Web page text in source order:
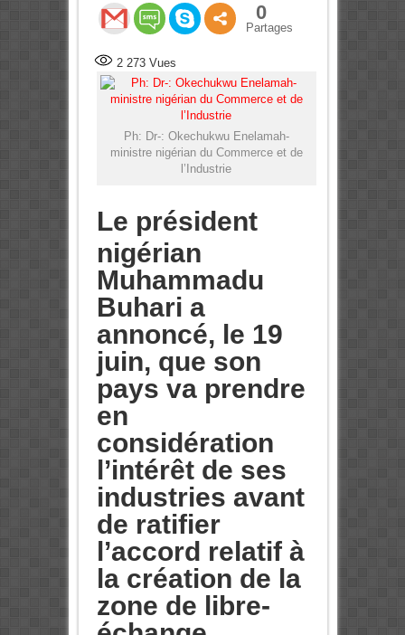
0
Partages
2 273Vues
Ph: Dr-: Okechukwu Enelamah-
ministre nigérian du Commerce et de
l’Industrie
Le président
nigérian
Muhammadu
Buhari a
annoncé, le 19
juin, que son
pays va prendre
en
considération
l’intérêt de ses
industries avant
de ratifier
l’accord relatif à
la création de la
zone de libre-